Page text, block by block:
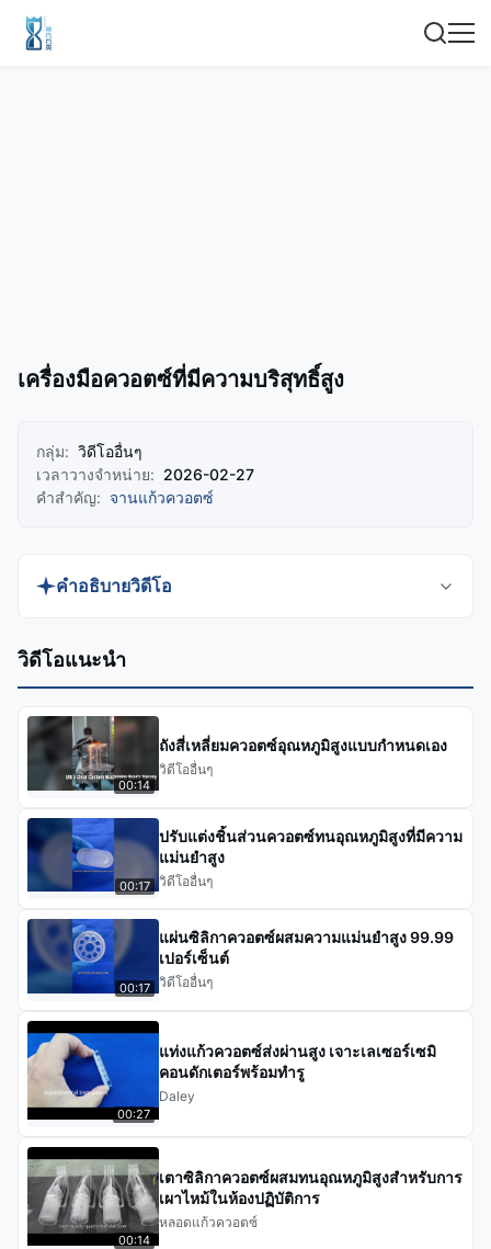
เครื่องมือควอตซ์ที่มีความบริสุทธิ์สูง
กลุ่ม: วิดีโออื่นๆ
เวลาวางจำหน่าย: 2026-02-27
คำสำคัญ: จานแก้วควอตซ์
คำอธิบายวิดีโอ
ในวิดีโอนี้ เราจะสำรวจว่าเพลตควอตซ์แบบกำหนดเอง
ใช้งานด้านออปติก คุณจะเห็นกระบวนการผลิตที่
สมบูรณ์ ตั้งแต่การเลือกวัสดุไปจนถึงการตรวจสอบขั้น
สุดท้าย และเรียนรู้ว่าส่วนประกอบที่มีความบริสุทธิ์สูง
เหล่านี้ทนต่ออุณหภูมิที่สูงมากได้อย่างไร ในขณะที่ยังคง
รักษาคุณสมบัติการส่งผ่านแสงและฉนวนไฟฟ้าที่ยอด
เยี่ยมไว้ได้
วิดีโอแนะนำ
00:14
ถังสี่เหลี่ยมควอตซ์อุณหภูมิสูงแบบกำหนดเอง
วิดีโออื่นๆ
00:17
ปรับแต่งชิ้นส่วนควอตซ์ทนอุณหภูมิสูงที่มีความ
แม่นยำสูง
วิดีโออื่นๆ
00:17
แผ่นซิลิกาควอตซ์ผสมความแม่นยำสูง 99.99
เปอร์เซ็นต์
วิดีโออื่นๆ
00:27
แท่งแก้วควอตซ์ส่งผ่านสูง เจาะเลเซอร์เซมิ
คอนดักเตอร์พร้อมทำรู
Daley
00:14
เตาซิลิกาควอตซ์ผสมทนอุณหภูมิสูงสำหรับการ
เผาไหม้ในห้องปฏิบัติการ
หลอดแก้วควอตซ์